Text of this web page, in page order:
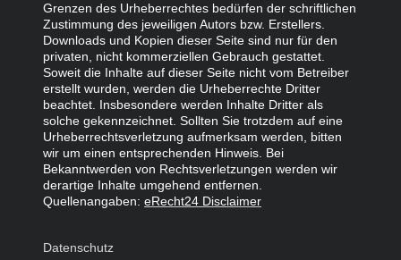
Grenzen des Urheberrechtes bedürfen der schriftlichen
Zustimmung des jeweiligen Autors bzw. Erstellers.
Downloads und Kopien dieser Seite sind nur für den
privaten, nicht kommerziellen Gebrauch gestattet.
Soweit die Inhalte auf dieser Seite nicht vom Betreiber
erstellt wurden, werden die Urheberrechte Dritter
beachtet. Insbesondere werden Inhalte Dritter als
solche gekennzeichnet. Sollten Sie trotzdem auf eine
Urheberrechtsverletzung aufmerksam werden, bitten
wir um einen entsprechenden Hinweis. Bei
Bekanntwerden von Rechtsverletzungen werden wir
derartige Inhalte umgehend entfernen.
Quellenangaben: eRecht24 Disclaimer
Datenschutz